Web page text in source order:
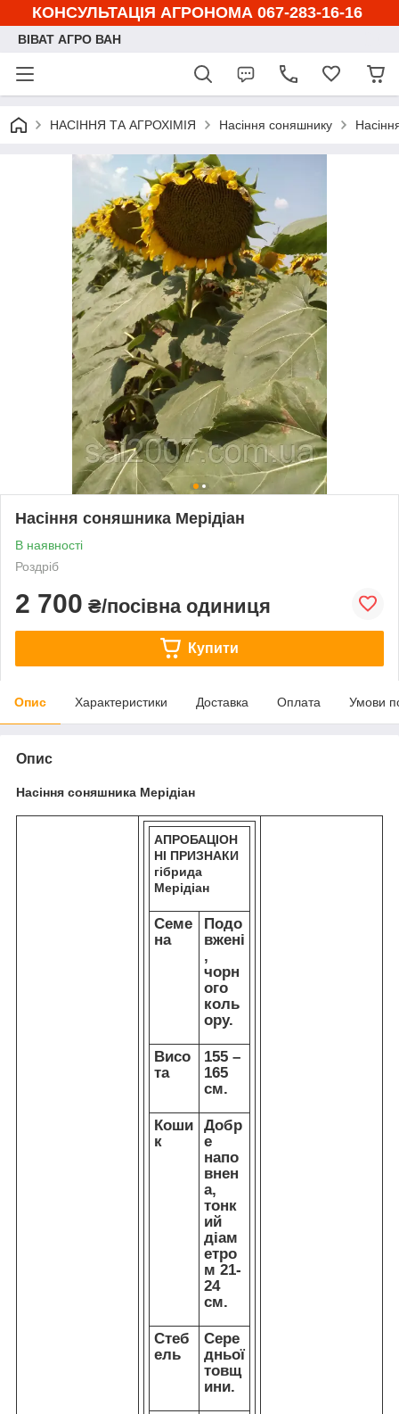
КОНСУЛЬТАЦІЯ АГРОНОМА 067-283-16-16
ВІВАТ АГРО ВАН
НАСІННЯ ТА АГРОХІМІЯ Насіння соняшнику
Насіння соняшника Мерідіан
В наявності
Роздріб
2 700 ₴/посівна одиниця
Купити
Опис Характеристики Доставка Оплата Умови
Опис
Насіння соняшника Мерідіан
АПРОБАЦІОН
НІ ПРИЗНАКИ
гібрида
Мерідіан
Семе
на
Подо
вжені
,
чорн
ого
коль
ору.
Висо
та
155 –
165
см.
Коши
к
Добр
е
напо
внен
а,
тонк
ий
діам
етро
м 21-
24
см.
Стеб
ель
Сере
дньої
товщ
ини.